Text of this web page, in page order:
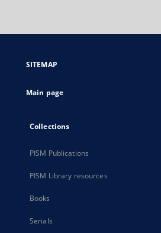
open
new
SITEMAP
Main page
Collections
PISM Publications
PISM Library resources
Books
Serials